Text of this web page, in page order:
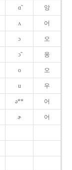
ɑ̃ 앙
ʌ 어
ɔ 오
ɔ̃ 옹
o 오
u 우
ə** 어
ɚ 어